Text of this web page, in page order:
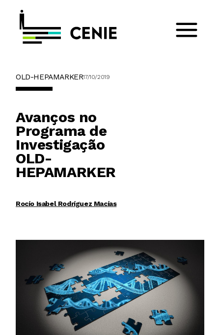
OLD-HEPAMARKER17/10/2019
Avanços no
Programa de
Investigação
OLD-
HEPAMARKER
Rocío Isabel Rodríguez Macías